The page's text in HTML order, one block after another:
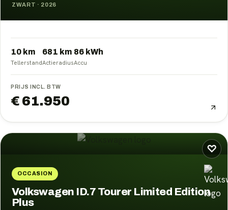
ZWART · 2026
10 km
Tellerstand
681 km
Actieradius
86 kWh
Accu
PRIJS INCL. BTW
€ 61.950
♡
OCCASION
Volkswagen ID.7 Tourer Limited Edition
Plus